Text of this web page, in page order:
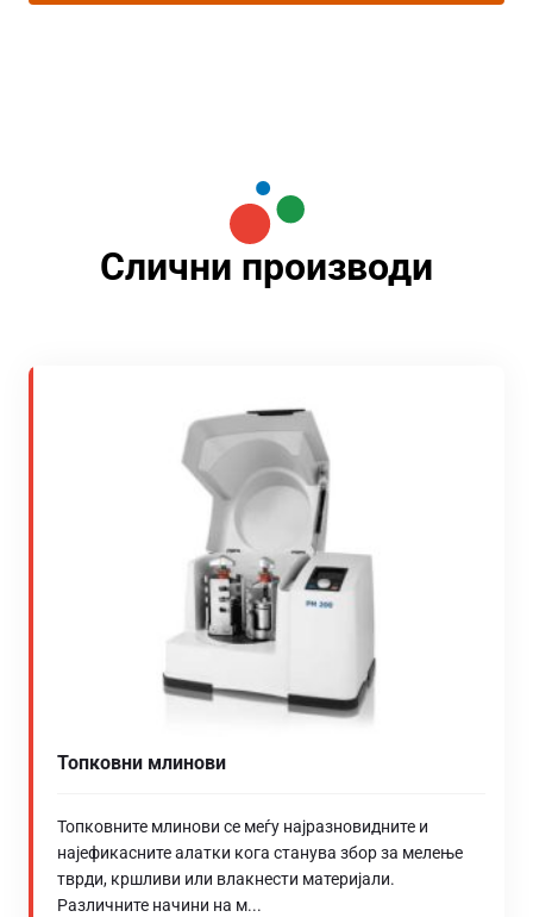
Слични производи
Топковни млинови
Топковните млинови се меѓу најразновидните и
најефикасните алатки кога станува збор за мелење
тврди, кршливи или влакнести материјали.
Различните начини на м...